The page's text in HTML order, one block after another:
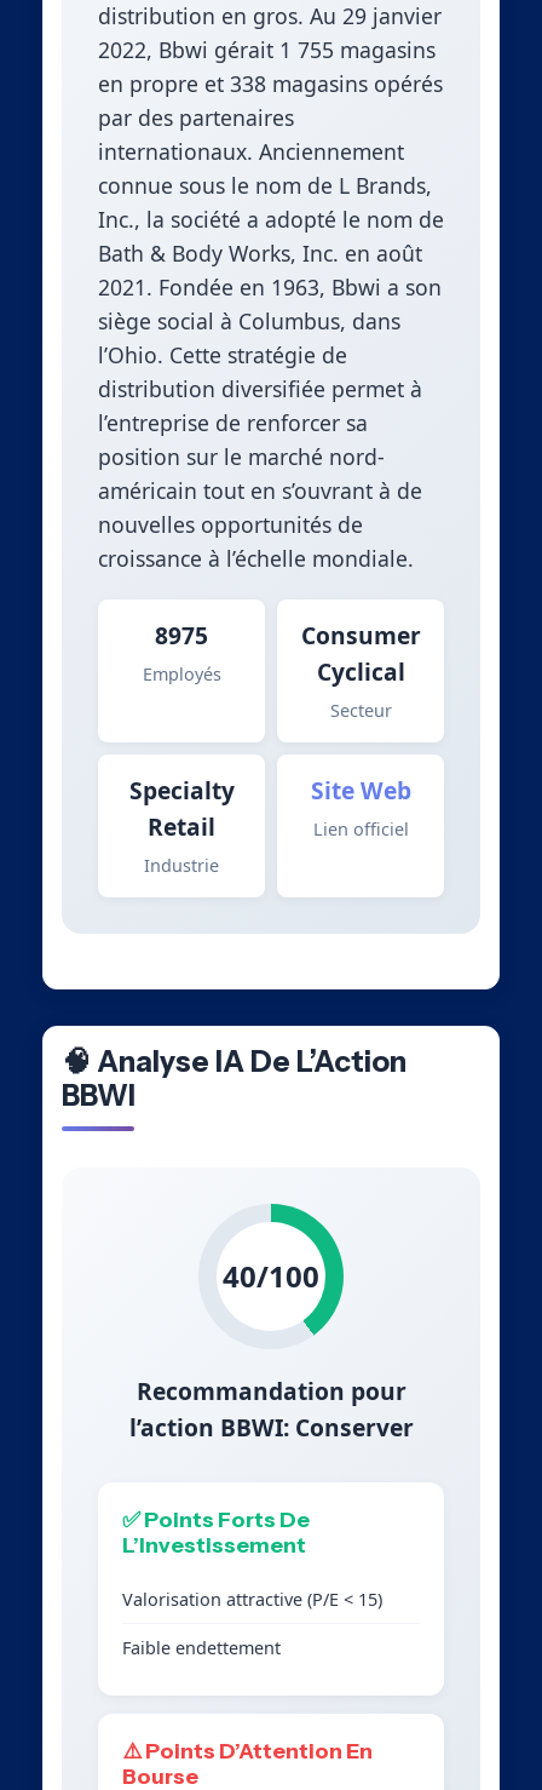
distribution en gros. Au 29 janvier
2022, Bbwi gérait 1 755 magasins
en propre et 338 magasins opérés
par des partenaires
internationaux. Anciennement
connue sous le nom de L Brands,
Inc., la société a adopté le nom de
Bath & Body Works, Inc. en août
2021. Fondée en 1963, Bbwi a son
siège social à Columbus, dans
l’Ohio. Cette stratégie de
distribution diversifiée permet à
l’entreprise de renforcer sa
position sur le marché nord-
américain tout en s’ouvrant à de
nouvelles opportunités de
croissance à l’échelle mondiale.
8975
Employés
Consumer
Cyclical
Secteur
Specialty
Retail
Industrie
Site Web
Lien officiel
🧠 Analyse IA De L’Action
BBWI
40/100
Recommandation pour
l’action BBWI: Conserver
✅ Points Forts De
L’Investissement
Valorisation attractive (P/E < 15)
Faible endettement
⚠️ Points D’Attention En
Bourse